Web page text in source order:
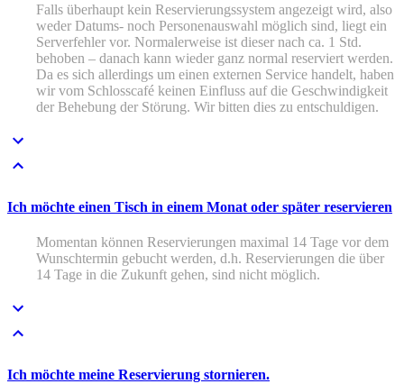
Falls überhaupt kein Reservierungssystem angezeigt wird, also
weder Datums- noch Personenauswahl möglich sind, liegt ein
Serverfehler vor. Normalerweise ist dieser nach ca. 1 Std.
behoben – danach kann wieder ganz normal reserviert werden.
Da es sich allerdings um einen externen Service handelt, haben
wir vom Schlosscafé keinen Einfluss auf die Geschwindigkeit
der Behebung der Störung. Wir bitten dies zu entschuldigen.
Ich möchte einen Tisch in einem Monat oder später reservieren
Momentan können Reservierungen maximal 14 Tage vor dem
Wunschtermin gebucht werden, d.h. Reservierungen die über
14 Tage in die Zukunft gehen, sind nicht möglich.
Ich möchte meine Reservierung stornieren.